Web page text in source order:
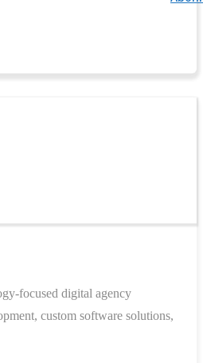
focused digital agency
custom software solutions,